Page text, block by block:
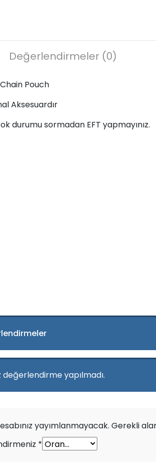
Değerlendirmeler (0)
Pouch
Aksesuardır
durumu sormadan EFT yapmayınız.
değerlendirme yapılmadı.
yayımlanmayacak. Gerekli
*